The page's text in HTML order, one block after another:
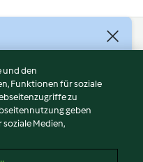
und den
Funktionen für soziale
zu
geben
Medien,